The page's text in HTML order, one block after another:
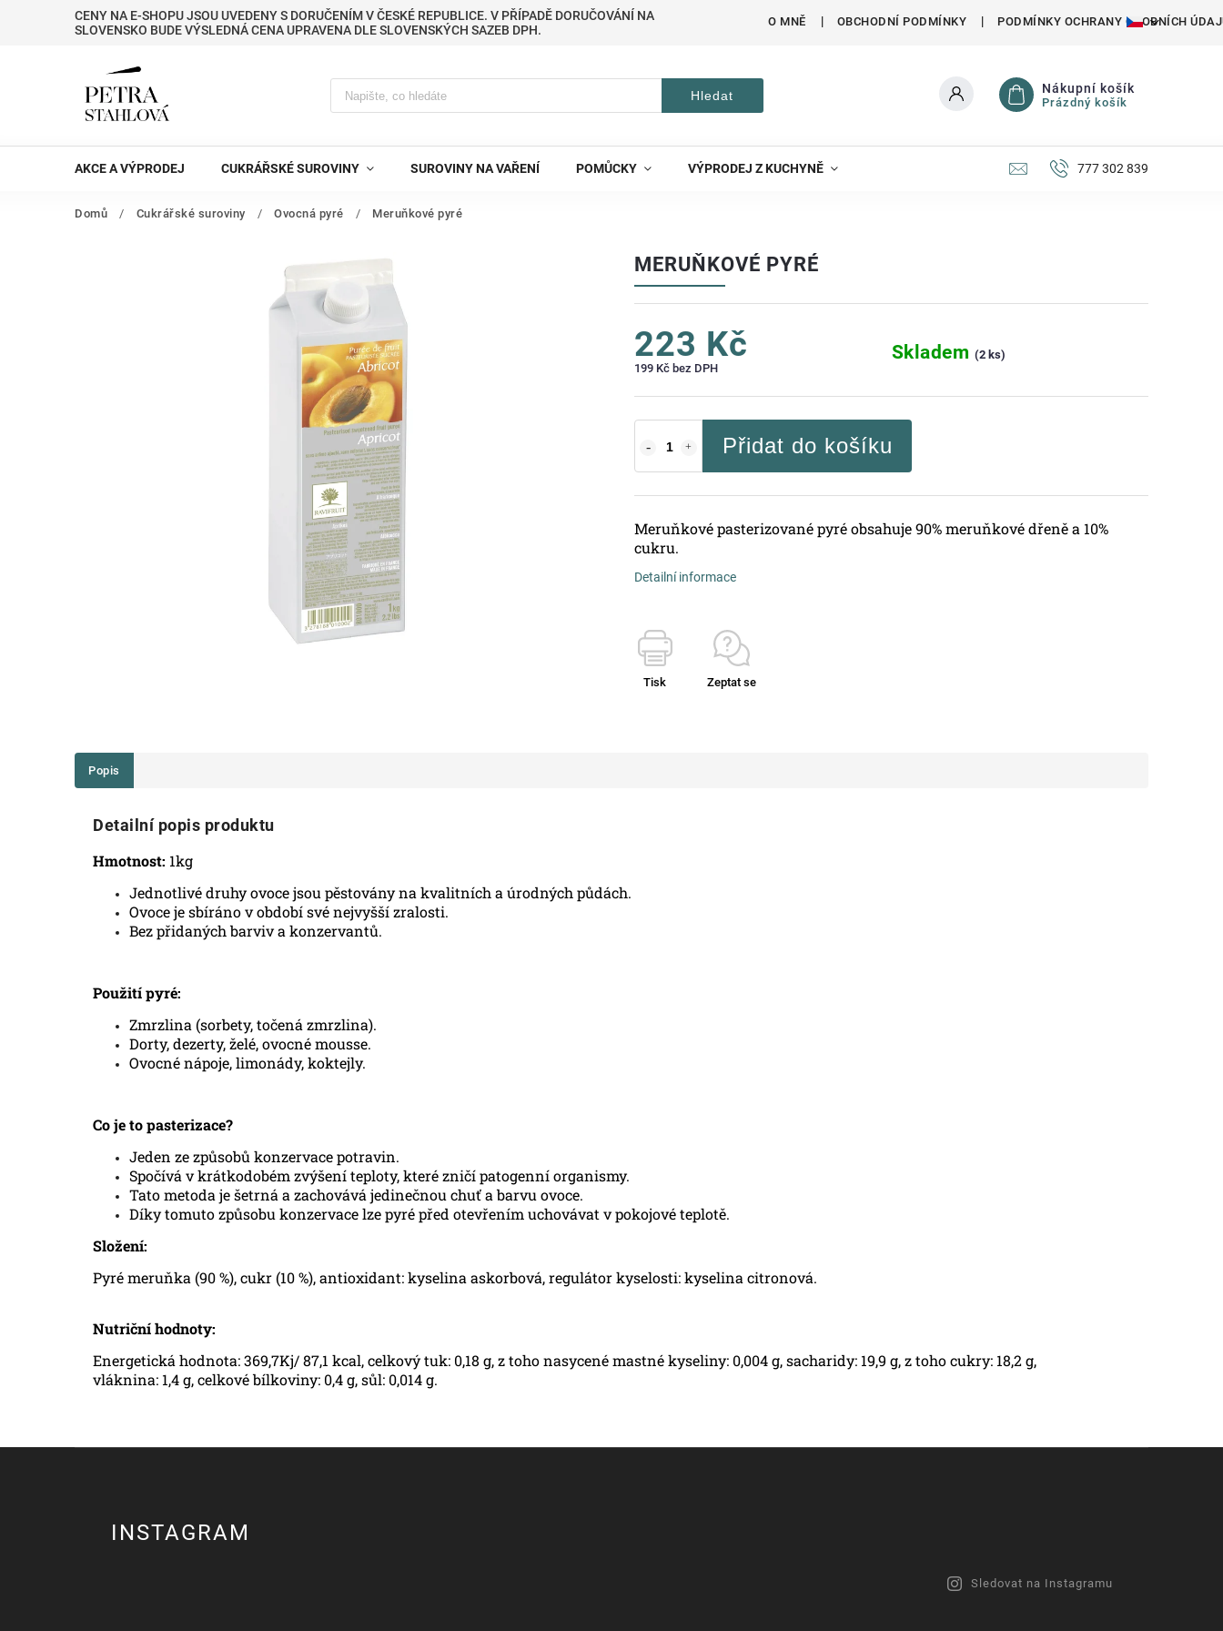
CENY NA E-SHOPU JSOU UVEDENY S DORUČENÍM V ČESKÉ REPUBLICE. V PŘÍPADĚ DORUČOVÁNÍ NA
SLOVENSKO BUDE VÝSLEDNÁ CENA UPRAVENA DLE SLOVENSKÝCH SAZEB DPH.
O MNĚ OBCHODNÍ PODMÍNKY PODMÍNKY OCHRANY OSOBNÍCH
Hledat Nákupní košík
Prázdný košík
AKCE A VÝPRODEJ CUKRÁŘSKÉ SUROVINY SUROVINY NA VAŘENÍ POMŮCKY VÝPRODEJ Z KUCHYNĚ 777 302 839
Domů / Cukrářské suroviny / Ovocná pyré / Meruňkové pyré
MERUŇKOVÉ PYRÉ
223 Kč
199 Kč bez DPH
Skladem (2 ks)
Přidat do košíku
Meruňkové pasterizované pyré obsahuje 90% meruňkové dřeně a 10%
cukru.
Detailní informace
Tisk Zeptat se
Popis
Detailní popis produktu
Hmotnost: 1kg
Jednotlivé druhy ovoce jsou pěstovány na kvalitních a úrodných půdách.
Ovoce je sbíráno v období své nejvyšší zralosti.
Bez přidaných barviv a konzervantů.
Použití pyré:
Zmrzlina (sorbety, točená zmrzlina).
Dorty, dezerty, želé, ovocné mousse.
Ovocné nápoje, limonády, koktejly.
Co je to pasterizace?
Jeden ze způsobů konzervace potravin.
Spočívá v krátkodobém zvýšení teploty, které zničí patogenní organismy.
Tato metoda je šetrná a zachovává jedinečnou chuť a barvu ovoce.
Díky tomuto způsobu konzervace lze pyré před otevřením uchovávat v pokojové teplotě.
Složení:
Pyré meruňka (90 %), cukr (10 %), antioxidant: kyselina askorbová, regulátor kyselosti: kyselina citronová.
Nutriční hodnoty:
Energetická hodnota: 369,7Kj/ 87,1 kcal, celkový tuk: 0,18 g, z toho nasycené mastné kyseliny: 0,004 g, sacharidy: 19,9 g, z toho cukry: 18,2 g,
vláknina: 1,4 g, celkové bílkoviny: 0,4 g, sůl: 0,014 g.
INSTAGRAM
Sledovat na Instagramu